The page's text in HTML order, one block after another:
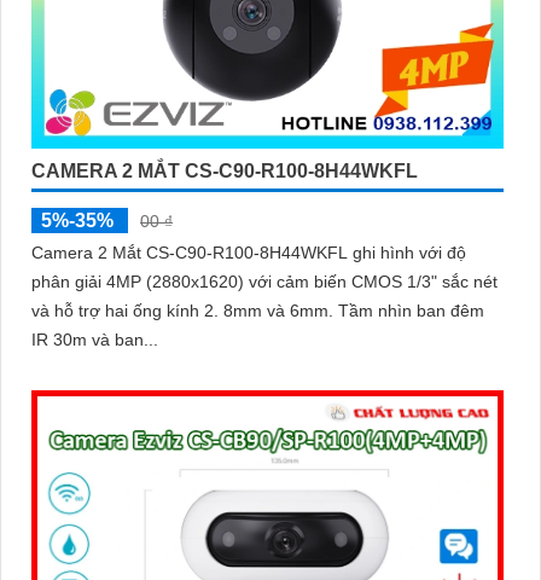
CAMERA 2 MẮT CS-C90-R100-8H44WKFL
5%-35%
00 ₫
Camera 2 Mắt CS-C90-R100-8H44WKFL ghi hình với độ
phân giải 4MP (2880x1620) với cảm biến CMOS 1/3" sắc nét
và hỗ trợ hai ống kính 2. 8mm và 6mm. Tầm nhìn ban đêm
IR 30m và ban...